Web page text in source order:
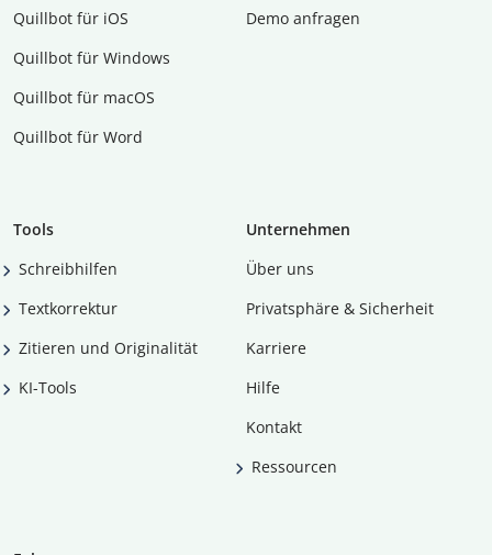
Quillbot für iOS
Quillbot für Windows
Quillbot für macOS
Quillbot für Word
Demo anfragen
Tools
Schreibhilfen
Textkorrektur
Zitieren und Originalität
KI-Tools
Unternehmen
Über uns
Privatsphäre & Sicherheit
Karriere
Hilfe
Kontakt
Ressourcen